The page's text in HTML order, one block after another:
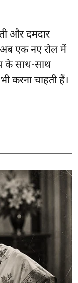
और दमदार
अब एक नए रोल में
के साथ-साथ
करना चाहती हैं।